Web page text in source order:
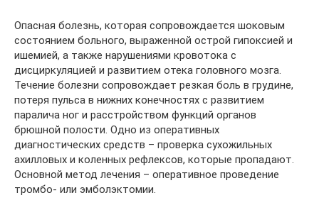
Опасная болезнь, которая сопровождается шоковым
состоянием больного, выраженной острой гипоксией и
ишемией, а также нарушениями кровотока с
дисциркуляцией и развитием отека головного мозга.
Течение болезни сопровождает резкая боль в грудине,
потеря пульса в нижних конечностях с развитием
паралича ног и расстройством функций органов
брюшной полости. Одно из оперативных
диагностических средств – проверка сухожильных
ахилловых и коленных рефлексов, которые пропадают.
Основной метод лечения – оперативное проведение
тромбо- или эмболэктомии.